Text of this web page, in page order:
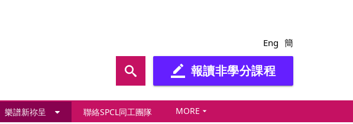
Eng 簡
border_color 報讀非學分課程
樂譜新祢呈 聯絡SPCL同工團隊 MORE arrow_drop_down